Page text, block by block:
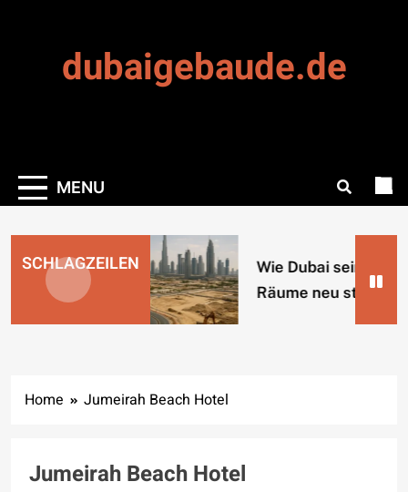
dubaigebaude.de
MENU
SCHLAGZEILEN
Wie Dubai seine
Räume neu
Home Jumeirah Beach Hotel
Jumeirah Beach Hotel